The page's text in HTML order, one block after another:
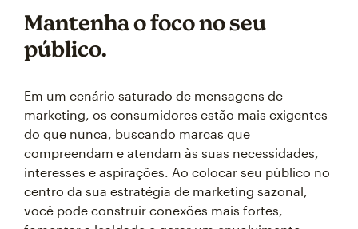
Mantenha o foco no seu
público.
Em um cenário saturado de mensagens de
marketing, os consumidores estão mais exigentes
do que nunca, buscando marcas que
compreendam e atendam às suas necessidades,
interesses e aspirações. Ao colocar seu público no
centro da sua estratégia de marketing sazonal,
você pode construir conexões mais fortes,